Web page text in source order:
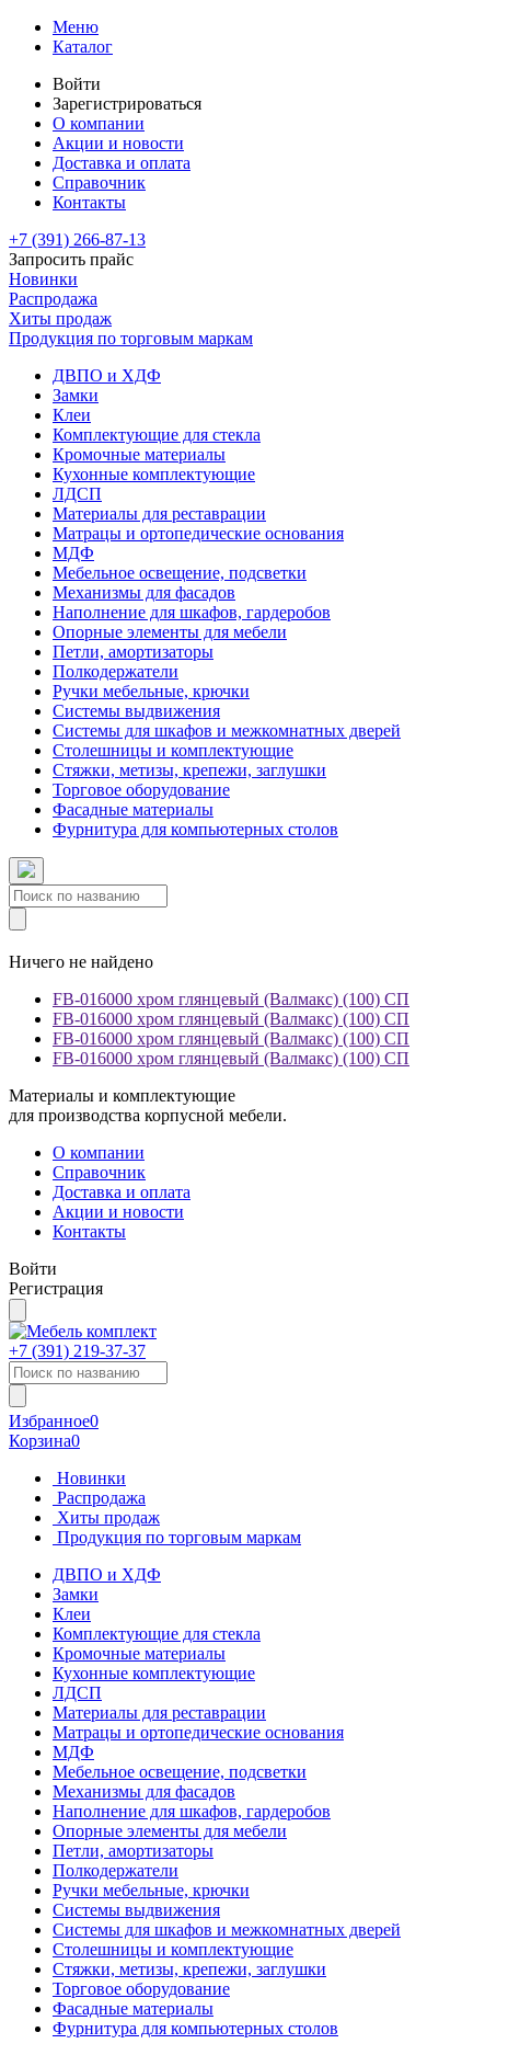
Меню
Каталог
Войти
Зарегистрироваться
О компании
Акции и новости
Доставка и оплата
Справочник
Контакты
+7 (391) 266-87-13
Запросить прайс
Новинки
Распродажа
Хиты продаж
Продукция по торговым маркам
ДВПО и ХДФ
Замки
Клеи
Комплектующие для стекла
Кромочные материалы
Кухонные комплектующие
ЛДСП
Материалы для реставрации
Матрацы и ортопедические основания
МДФ
Мебельное освещение, подсветки
Механизмы для фасадов
Наполнение для шкафов, гардеробов
Опорные элементы для мебели
Петли, амортизаторы
Полкодержатели
Ручки мебельные, крючки
Системы выдвижения
Системы для шкафов и межкомнатных дверей
Столешницы и комплектующие
Стяжки, метизы, крепежи, заглушки
Торговое оборудование
Фасадные материалы
Фурнитура для компьютерных столов
Ничего не найдено
FB-016000 хром глянцевый (Валмакс) (100) СП
FB-016000 хром глянцевый (Валмакс) (100) СП
FB-016000 хром глянцевый (Валмакс) (100) СП
FB-016000 хром глянцевый (Валмакс) (100) СП
Материалы и комплектующие
для производства корпусной мебели.
О компании
Справочник
Доставка и оплата
Акции и новости
Контакты
Войти
Регистрация
+7 (391) 219-37-37
Избранное0
Корзина0
Новинки
Распродажа
Хиты продаж
Продукция по торговым маркам
ДВПО и ХДФ
Замки
Клеи
Комплектующие для стекла
Кромочные материалы
Кухонные комплектующие
ЛДСП
Материалы для реставрации
Матрацы и ортопедические основания
МДФ
Мебельное освещение, подсветки
Механизмы для фасадов
Наполнение для шкафов, гардеробов
Опорные элементы для мебели
Петли, амортизаторы
Полкодержатели
Ручки мебельные, крючки
Системы выдвижения
Системы для шкафов и межкомнатных дверей
Столешницы и комплектующие
Стяжки, метизы, крепежи, заглушки
Торговое оборудование
Фасадные материалы
Фурнитура для компьютерных столов